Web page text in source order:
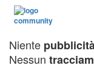
Niente
Nessun